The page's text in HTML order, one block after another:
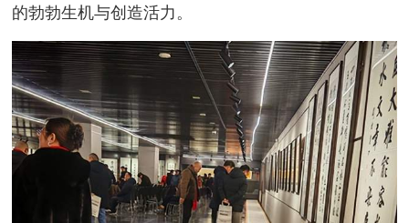
的勃勃生机与创造活力。